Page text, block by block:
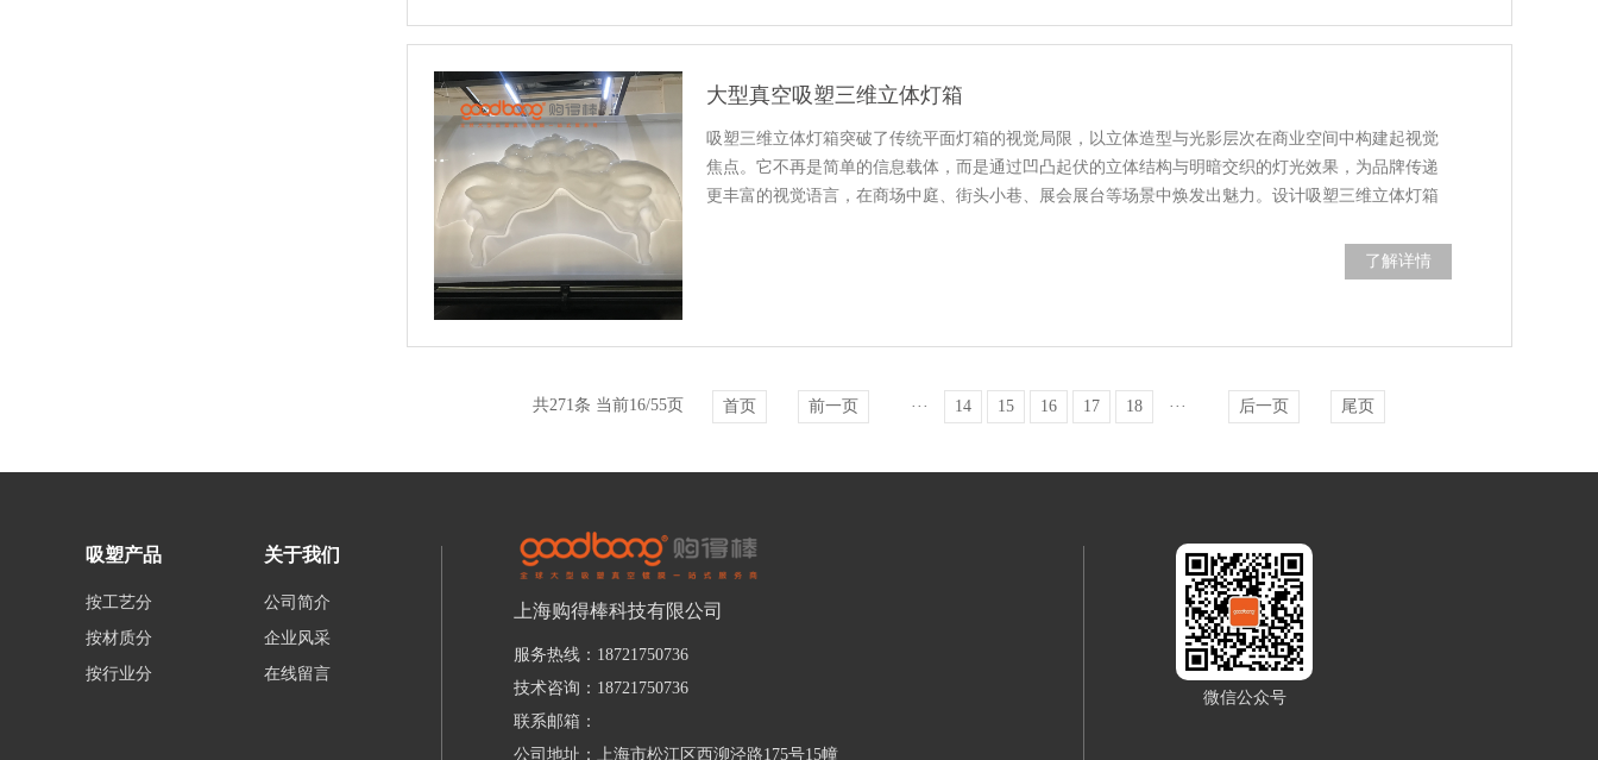
大型真空吸塑三维立体灯箱
吸塑三维立体灯箱突破了传统平面灯箱的视觉局限，以立体造型与光影层次在商业空间中构建起视觉
焦点。它不再是简单的信息载体，而是通过凹凸起伏的立体结构与明暗交织的灯光效果，为品牌传递
更丰富的视觉语言，在商场中庭、街头小巷、展会展台等场景中焕发出魅力。设计吸塑三维立体灯箱
了解详情
共271条 当前16/55页 首页 前一页 ··· 14 15 16 17 18 ··· 后一页 尾页
吸塑产品
按工艺分
按材质分
按行业分
关于我们
公司简介
企业风采
在线留言
上海购得棒科技有限公司
服务热线：18721750736
技术咨询：18721750736
联系邮箱：
公司地址：上海市松江区西泖泾路175号15幢
微信公众号